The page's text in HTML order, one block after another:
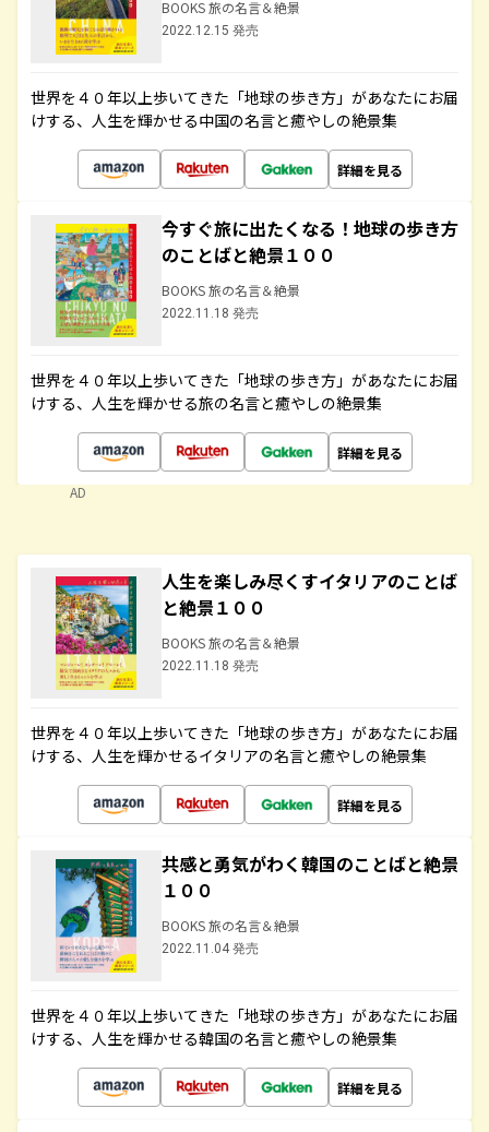
BOOKS 旅の名言＆絶景
2022.12.15 発売
世界を４０年以上歩いてきた「地球の歩き方」があなたにお届
けする、人生を輝かせる中国の名言と癒やしの絶景集
詳細を見る
今すぐ旅に出たくなる！地球の歩き方
のことばと絶景１００
BOOKS 旅の名言＆絶景
2022.11.18 発売
世界を４０年以上歩いてきた「地球の歩き方」があなたにお届
けする、人生を輝かせる旅の名言と癒やしの絶景集
詳細を見る
AD
人生を楽しみ尽くすイタリアのことば
と絶景１００
BOOKS 旅の名言＆絶景
2022.11.18 発売
世界を４０年以上歩いてきた「地球の歩き方」があなたにお届
けする、人生を輝かせるイタリアの名言と癒やしの絶景集
詳細を見る
共感と勇気がわく韓国のことばと絶景
１００
BOOKS 旅の名言＆絶景
2022.11.04 発売
世界を４０年以上歩いてきた「地球の歩き方」があなたにお届
けする、人生を輝かせる韓国の名言と癒やしの絶景集
詳細を見る